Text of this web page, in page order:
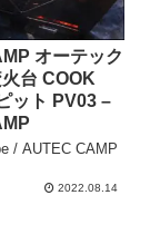
オーテック
台 COOK
ット PV03 –
/ AUTEC CAMP
2022.08.14